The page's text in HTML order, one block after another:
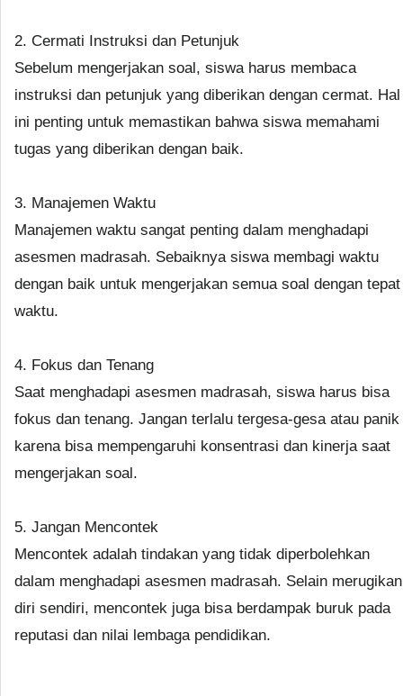
2. Cermati Instruksi dan Petunjuk
Sebelum mengerjakan soal, siswa harus membaca
instruksi dan petunjuk yang diberikan dengan cermat. Hal
ini penting untuk memastikan bahwa siswa memahami
tugas yang diberikan dengan baik.
3. Manajemen Waktu
Manajemen waktu sangat penting dalam menghadapi
asesmen madrasah. Sebaiknya siswa membagi waktu
dengan baik untuk mengerjakan semua soal dengan tepat
waktu.
4. Fokus dan Tenang
Saat menghadapi asesmen madrasah, siswa harus bisa
fokus dan tenang. Jangan terlalu tergesa-gesa atau panik
karena bisa mempengaruhi konsentrasi dan kinerja saat
mengerjakan soal.
5. Jangan Mencontek
Mencontek adalah tindakan yang tidak diperbolehkan
dalam menghadapi asesmen madrasah. Selain merugikan
diri sendiri, mencontek juga bisa berdampak buruk pada
reputasi dan nilai lembaga pendidikan.